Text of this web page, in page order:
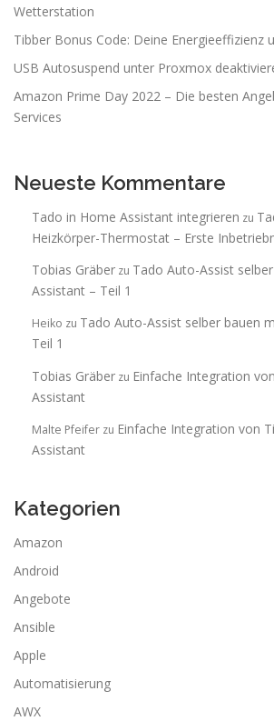
Wetterstation
Tibber Bonus Code: Deine Energieeffizienz
USB Autosuspend unter Proxmox
Amazon Prime Day 2022 – Die besten
Services
Neueste Kommentare
Tado in Home Assistant integrieren zu
Heizkörper-Thermostat – Erste
Tobias Gräber zu Tado Auto-Assist
Assistant – Teil 1
Heiko zu Tado Auto-Assist selber bauen
Teil 1
Tobias Gräber zu Einfache Integration
Assistant
Malte Pfeifer zu Einfache Integration von
Assistant
Kategorien
Amazon
Android
Angebote
Ansible
Apple
Automatisierung
AWX